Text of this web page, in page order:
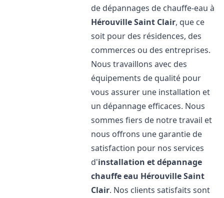
de dépannages de chauffe-eau à
Hérouville Saint Clair, que ce
soit pour des résidences, des
commerces ou des entreprises.
Nous travaillons avec des
équipements de qualité pour
vous assurer une installation et
un dépannage efficaces. Nous
sommes fiers de notre travail et
nous offrons une garantie de
satisfaction pour nos services
d'installation et dépannage
chauffe eau Hérouville Saint
Clair. Nos clients satisfaits sont